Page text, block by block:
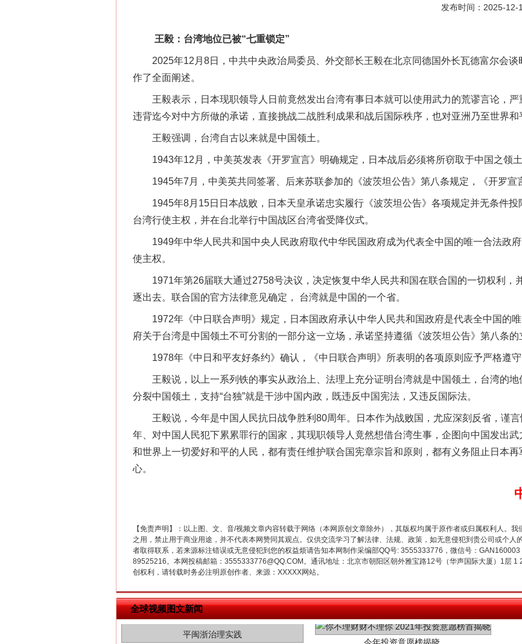
发布时间：2025-12-
王毅：台湾地位已被“七重锁定”
2025年12月8日，中共中央政治局委员、外交部长王毅在北京同德国外长瓦德富尔会谈
作了全面阐述。
王毅表示，日本现职领导人日前竟然发出台湾有事日本就可以使用武力的荒谬言论，严
违背迄今对中方所做的承诺，直接挑战二战胜利成果和战后国际秩序，也对亚洲乃至世界和
王毅强调，台湾自古以来就是中国领土。
1943年12月，中美英发表《开罗宣言》明确规定，日本战后必须将所窃取于中国之领土
1945年7月，中美英共同签署、后来苏联参加的《波茨坦公告》第八条规定，《开罗宣
1945年8月15日日本战败，日本天皇承诺忠实履行《波茨坦公告》各项规定并无条件投
台湾行使主权，并在台北举行中国战区台湾省受降仪式。
1949年中华人民共和国中央人民政府取代中华民国政府成为代表全中国的唯一合法政
使主权。
1971年第26届联大通过2758号决议，决定恢复中华人民共和国在联合国的一切权利，
逐出去。联合国的官方法律意见确定， 台湾就是中国的一个省。
1972年《中日联合声明》规定，日本国政府承认中华人民共和国政府是代表全中国的
府关于台湾是中国领土不可分割的一部分这一立场，承诺坚持遵循《波茨坦公告》第八条的
1978年《中日和平友好条约》确认，《中日联合声明》所表明的各项原则应予严格遵守
王毅说，以上一系列铁的事实从政治上、法理上充分证明台湾就是中国领土，台湾的地
分裂中国领土，支持“台独”就是干涉中国内政，既违反中国宪法，又违反国际法。
王毅说，今年是中国人民抗日战争胜利80周年。日本作为战败国，尤应深刻反省，谨言
年、对中国人民犯下累累罪行的国家，其现职领导人竟然想借台湾生事，企图向中国发出
和世界上一切爱好和平的人民，都有责任维护联合国宪章宗旨和原则，都有义务阻止日本
心。
【免责声明】：以上图、文、音/视频文章内容转载于网络（本网原创文章除外），其版权均属于原作者或归属权利人。
之用，禁止用于商业用途，并不代表本网赞同其观点。仅供交流学习了解法律、法规、政策，如无意侵犯到贵公司或个人
者取得联系，若来源标注错误或无意侵犯到您的权益烦请告知本网制作采编部QQ号: 3555333776，微信号：
89525216。本网投稿邮箱：3555333776@QQ.COM。通讯地址：北京市朝阳区朝外雅宝路12号（华声国际大厦）1层 1
创权利，请转载时务必注明原创作者、来源：XXXXX网站。
全球视频图文新闻
茶叶“炒上天”
这是一记警钟！ 谢谢有你温暖了四季
在谋一域中谋全局